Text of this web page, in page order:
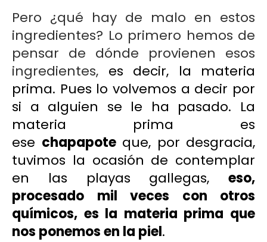
Pero ¿qué hay de malo en estos
ingredientes? Lo primero hemos de
pensar de dónde provienen esos
ingredientes, es decir, la materia
prima. Pues lo volvemos a decir por
si a alguien se le ha pasado. La
materia prima es
ese chapapoteque, por desgracia,
tuvimos la ocasión de contemplar
en las playas gallegas, eso,
procesado mil veces con otros
químicos, es la materia prima que
nos ponemos en la piel.